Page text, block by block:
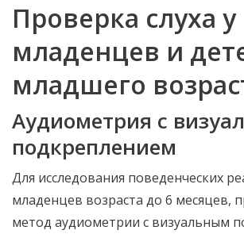
Проверка слуха у
младенцев и
младшего
Аудиометрия с
подкреплением
Для исследования поведенческих
младенцев возраста до 6 месяцев,
метод аудиометрии с визуальным